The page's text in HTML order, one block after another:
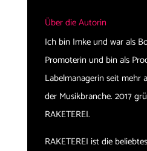
Über die Autorin
Ich bin Imke und war als
Promoterin und bin als
Labelmanagerin seit mehr
der Musikbranche. 2017
RAKETEREI.
RAKETEREI ist die